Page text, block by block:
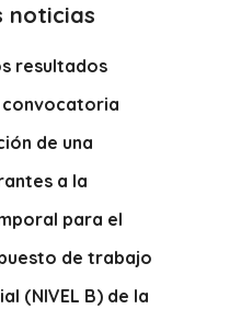
noticias
resultados
de una
a la
para el
de trabajo
(NIVEL B) de la